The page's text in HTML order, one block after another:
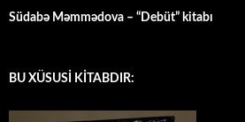
Südabə Məmmədova – “Debüt” kitabı
BU XÜSUSİ KİTABDIR: